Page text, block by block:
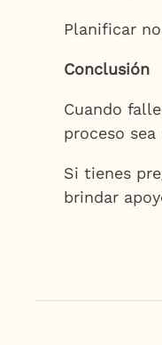
Planificar
Conclusión
Cuando
proceso
Si tienes
brindar